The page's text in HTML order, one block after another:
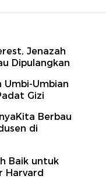
Jenazah
Dipulangkan
Umbi-Umbian
Gizi
Berbau
di
Baik untuk
Harvard